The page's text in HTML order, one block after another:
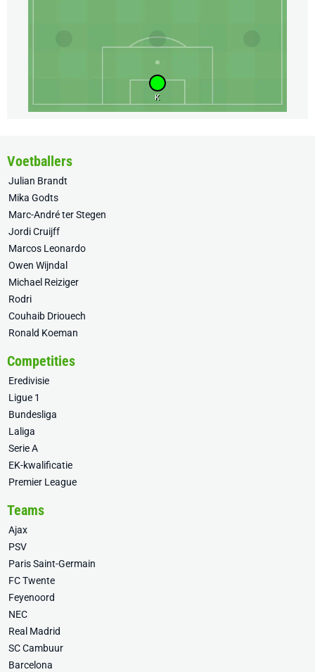
K
Voetballers
Julian Brandt
Mika Godts
Marc-André ter Stegen
Jordi Cruijff
Marcos Leonardo
Owen Wijndal
Michael Reiziger
Rodri
Couhaib Driouech
Ronald Koeman
Competities
Eredivisie
Ligue 1
Bundesliga
Laliga
Serie A
EK-kwalificatie
Premier League
Teams
Ajax
PSV
Paris Saint-Germain
FC Twente
Feyenoord
NEC
Real Madrid
SC Cambuur
Barcelona